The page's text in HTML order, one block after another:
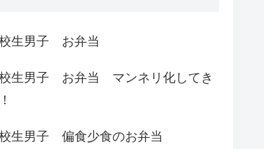
生男子 お弁当
生男子 お弁当 マンネリ化してき
生男子 偏食少食のお弁当